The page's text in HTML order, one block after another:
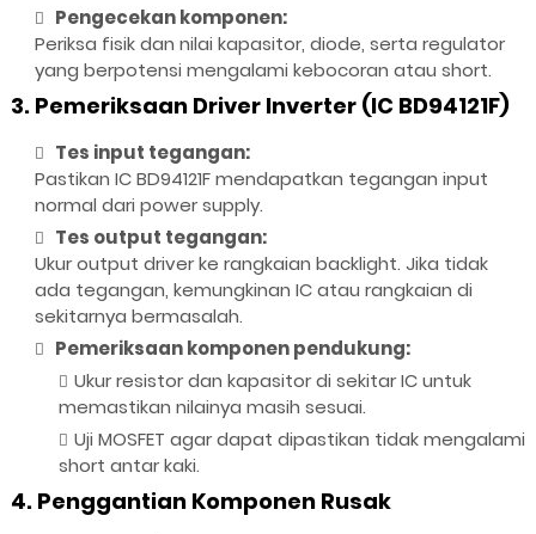
Pengecekan komponen:
Periksa fisik dan nilai kapasitor, diode, serta regulator
yang berpotensi mengalami kebocoran atau short.
3. Pemeriksaan Driver Inverter (IC BD94121F)
Tes input tegangan:
Pastikan IC BD94121F mendapatkan tegangan input
normal dari power supply.
Tes output tegangan:
Ukur output driver ke rangkaian backlight. Jika tidak
ada tegangan, kemungkinan IC atau rangkaian di
sekitarnya bermasalah.
Pemeriksaan komponen pendukung:
Ukur resistor dan kapasitor di sekitar IC untuk
memastikan nilainya masih sesuai.
Uji MOSFET agar dapat dipastikan tidak mengalami
short antar kaki.
4. Penggantian Komponen Rusak